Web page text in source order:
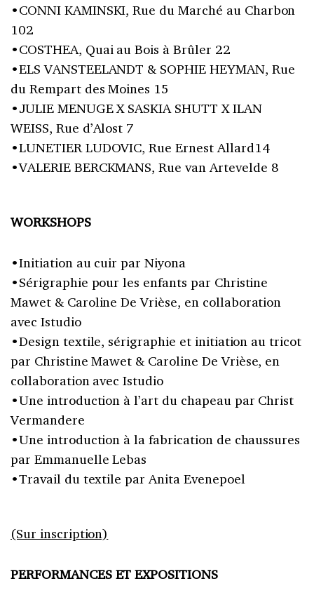
•CONNI KAMINSKI, Rue du Marché au Charbon
102
•COSTHEA, Quai au Bois à Brûler 22
•ELS VANSTEELANDT & SOPHIE HEYMAN, Rue
du Rempart des Moines 15
•JULIE MENUGE X SASKIA SHUTT X ILAN
WEISS, Rue d’Alost 7
•LUNETIER LUDOVIC, Rue Ernest Allard14
•VALERIE BERCKMANS, Rue van Artevelde 8
WORKSHOPS
•Initiation au cuir par Niyona
•Sérigraphie pour les enfants par Christine
Mawet & Caroline De Vrièse, en collaboration
avec Istudio
•Design textile, sérigraphie et initiation au tricot
par Christine Mawet & Caroline De Vrièse, en
collaboration avec Istudio
•Une introduction à l’art du chapeau par Christ
Vermandere
•Une introduction à la fabrication de chaussures
par Emmanuelle Lebas
•Travail du textile par Anita Evenepoel
(Sur inscription)
PERFORMANCES ET EXPOSITIONS